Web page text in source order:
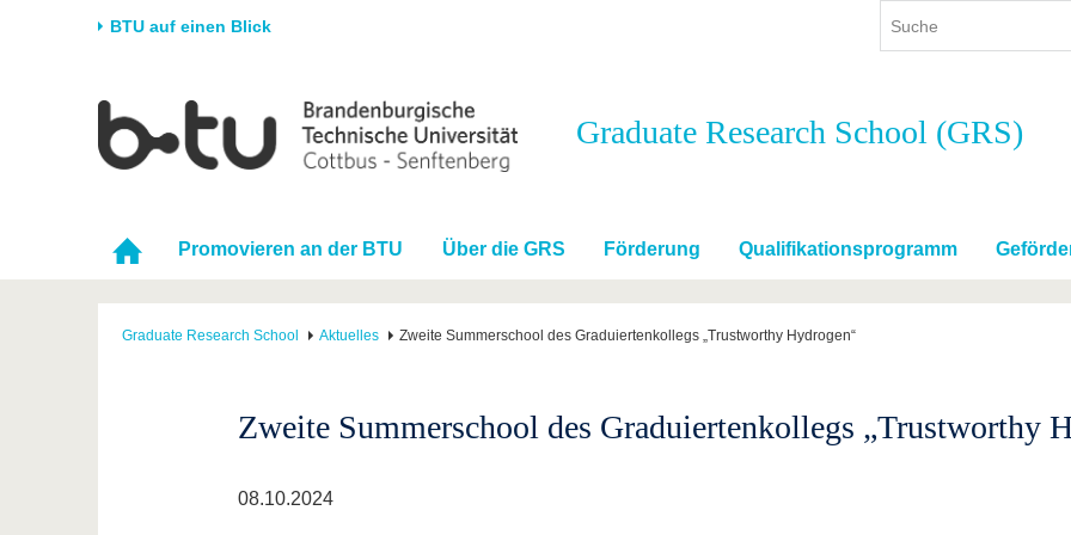
BTU auf einen Blick
Universität
Karriere & Engagement
Forschung
Förderung
Studium
Im Studium
International
Mit der BTU ins Ausland
Kontakt
Weiterbildung
Weiterbildung
Kontakt
Graduate Research School (GRS)
Promovieren an der BTU Über die GRS Förderung Qualifikationsprogramm
Graduate Research School Aktuelles Zweite Summerschool des Graduiertenkollegs „Trustworthy Hydrogen“
Zweite Summerschool des Graduiertenkollegs „Trustworthy
08.10.2024